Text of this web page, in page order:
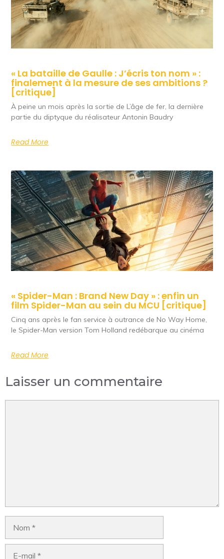
« La bataille de Gaulle : J’écris ton nom » :
finalement à la mesure de ses ambitions ?
[critique]
À peine un mois après la sortie de L’âge de fer, la dernière
partie du diptyque du réalisateur Antonin Baudry
Read More
« Spider-Man : Brand New Day » : enfin un
film Spider-Man au sein du MCU [critique]
Cinq ans après le fan service à outrance de No Way Home,
le Spider-Man version Tom Holland redébarque au cinéma
Read More
Laisser un commentaire